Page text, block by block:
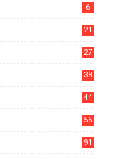
6
21
27
38
44
56
91